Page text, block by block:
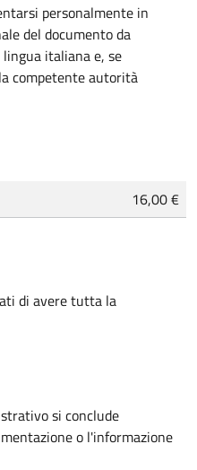
personalmente in
del documento da
italiana e, se
competente autorità
16,00 €
di avere tutta la
si conclude
o l'informazione